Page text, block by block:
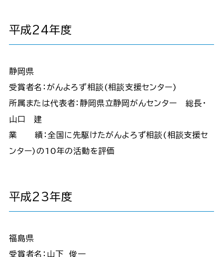
平成24年度
静岡県
受賞者名：がんよろず相談(相談支援センター)
所属または代表者：静岡県立静岡がんセンター 総長・
山口 建
業 績：全国に先駆けたがんよろず相談(相談支援セ
ンター)の10年の活動を評価
平成23年度
福島県
受賞者名：山下 俊一